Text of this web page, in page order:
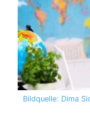
Bildquelle: Dima